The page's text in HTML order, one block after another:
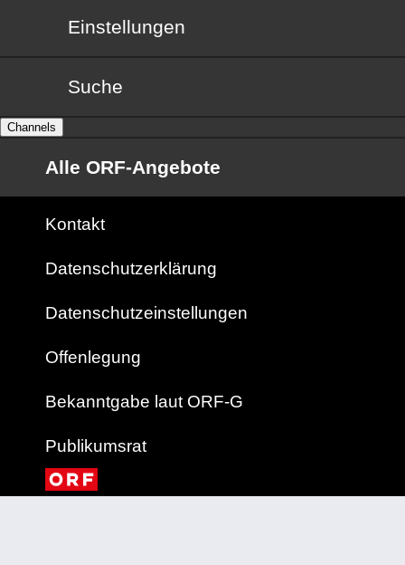
Einstellungen
Suche
Channels
Alle ORF-Angebote
Kontakt
Datenschutzerklärung
Datenschutzeinstellungen
Offenlegung
Bekanntgabe laut ORF-G
Publikumsrat